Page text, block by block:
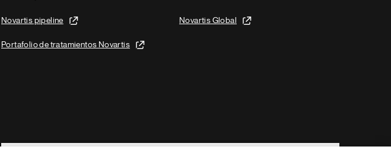
Novartis pipeline
Portafolio de tratamientos Novartis
Novartis Global
Footer Site Search